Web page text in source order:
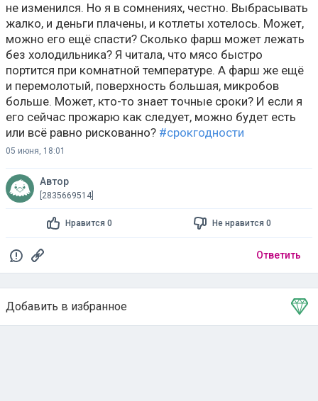
не изменился. Но я в сомнениях, честно. Выбрасывать
жалко, и деньги плачены, и котлеты хотелось. Может,
можно его ещё спасти? Сколько фарш может лежать
без холодильника? Я читала, что мясо быстро
портится при комнатной температуре. А фарш же ещё
и перемолотый, поверхность большая, микробов
больше. Может, кто-то знает точные сроки? И если я
его сейчас прожарю как следует, можно будет есть
или всё равно рискованно? #срокгодности
05 июня, 18:01
Автор
[2835669514]
Нравится 0 Не нравится 0
Ответить
Добавить в избранное
Тема в избранном